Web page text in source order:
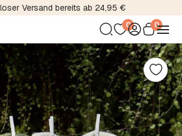
Versand bereits ab 24,95 €
0 0